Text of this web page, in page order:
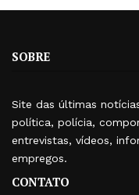
SOBRE
Site das últimas
política, polícia,
entrevistas, vídeos,
empregos.
CONTATO